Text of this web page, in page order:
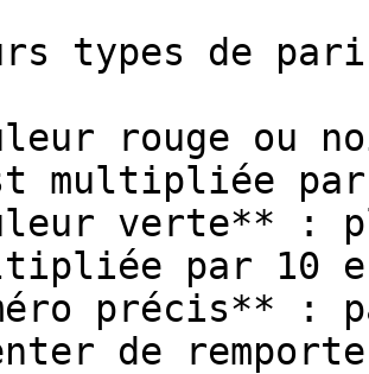
types de
rouge ou
multipliée
verte** :
par 10
précis** :
de